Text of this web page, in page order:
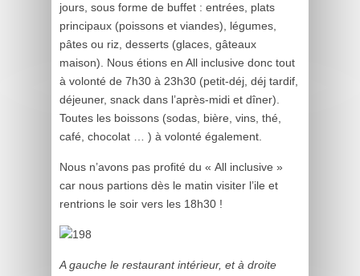
jours, sous forme de buffet : entrées, plats
principaux (poissons et viandes), légumes,
pâtes ou riz, desserts (glaces, gâteaux
maison). Nous étions en All inclusive donc tout
à volonté de 7h30 à 23h30 (petit-déj, déj tardif,
déjeuner, snack dans l’après-midi et dîner).
Toutes les boissons (sodas, bière, vins, thé,
café, chocolat … ) à volonté également.
Nous n’avons pas profité du « All inclusive »
car nous partions dès le matin visiter l’ile et
rentrions le soir vers les 18h30 !
A gauche le restaurant intérieur, et à droite